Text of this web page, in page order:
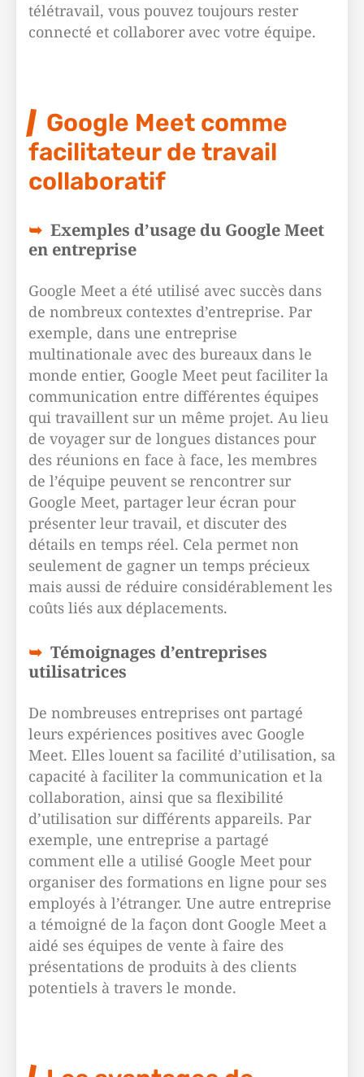
télétravail, vous pouvez toujours rester
connecté et collaborer avec votre équipe.
Google Meet comme
facilitateur de travail
collaboratif
Exemples d’usage du Google Meet
en entreprise
Google Meet a été utilisé avec succès dans
de nombreux contextes d’entreprise. Par
exemple, dans une entreprise
multinationale avec des bureaux dans le
monde entier, Google Meet peut faciliter la
communication entre différentes équipes
qui travaillent sur un même projet. Au lieu
de voyager sur de longues distances pour
des réunions en face à face, les membres
de l’équipe peuvent se rencontrer sur
Google Meet, partager leur écran pour
présenter leur travail, et discuter des
détails en temps réel. Cela permet non
seulement de gagner un temps précieux
mais aussi de réduire considérablement les
coûts liés aux déplacements.
Témoignages d’entreprises
utilisatrices
De nombreuses entreprises ont partagé
leurs expériences positives avec Google
Meet. Elles louent sa facilité d’utilisation, sa
capacité à faciliter la communication et la
collaboration, ainsi que sa flexibilité
d’utilisation sur différents appareils. Par
exemple, une entreprise a partagé
comment elle a utilisé Google Meet pour
organiser des formations en ligne pour ses
employés à l’étranger. Une autre entreprise
a témoigné de la façon dont Google Meet a
aidé ses équipes de vente à faire des
présentations de produits à des clients
potentiels à travers le monde.